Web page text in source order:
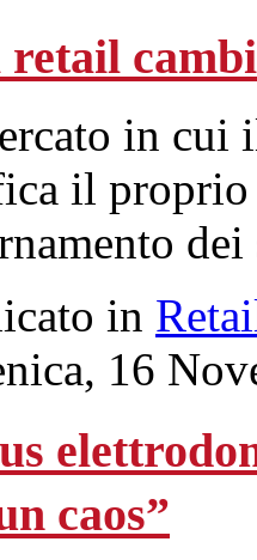
in cui
il proprio
in
16
caos”